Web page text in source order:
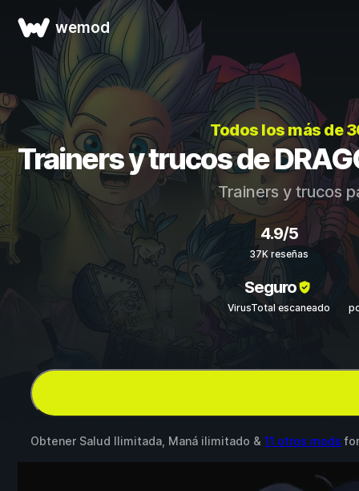
wemod
Todos los más de
Trainers y trucos de
Trainers y trucos
4.9/5
37K reseñas
Seguro
VirusTotal escaneado
Obtener Salud Ilimitada, Maná ilimitado & 11 otros mods